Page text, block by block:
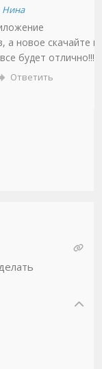
Нина
а новое скачайте в
будет отлично!!!
Ответить